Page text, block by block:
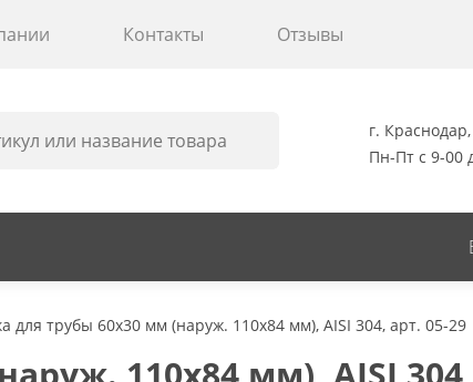
Контакты Отзывы
г.
Пн-Пт с 9-00
для трубы 60х30 мм (наруж. 110х84 мм), AISI 304, арт. 05-29